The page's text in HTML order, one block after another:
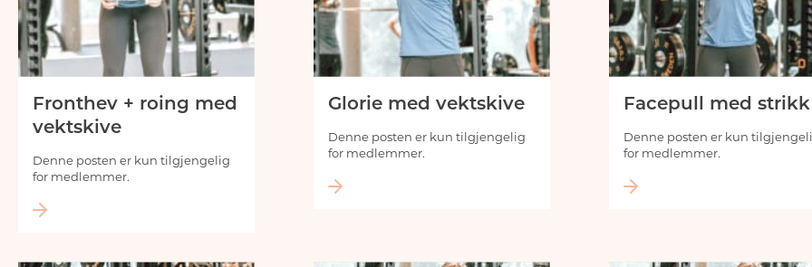
Fronthev + roing med
vektskive
Denne posten er kun tilgjengelig
for medlemmer.
Glorie med vektskive
Denne posten er kun tilgjengelig
for medlemmer.
Facepull med strikk
Denne posten er kun
for medlemmer.